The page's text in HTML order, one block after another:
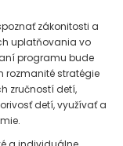
zákonitosti a
uplatňovania vo
programu bude
rozmanité stratégie
zručností detí,
detí, využívať a